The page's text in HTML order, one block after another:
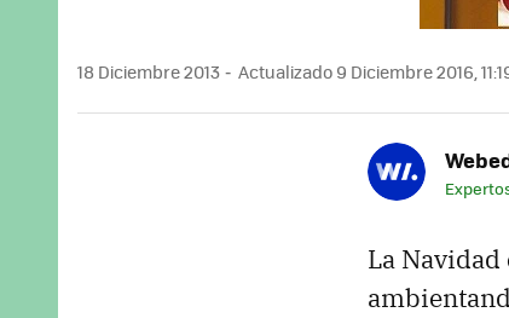
18 Diciembre 2013 Actualizado 9 Diciembre 2016,
La